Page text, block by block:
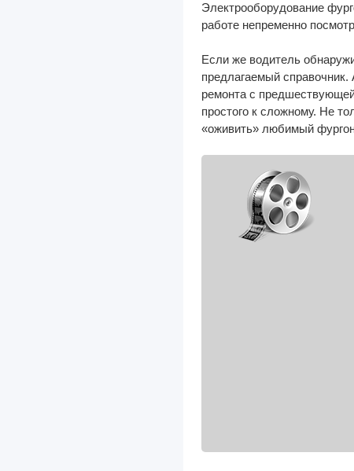
Электрооборудование
работе непременно
Если же водитель
предлагаемый
ремонта с предшествующей
простого к сложному. Не
«оживить» любимый